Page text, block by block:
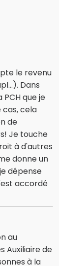
le revenu
Dans
que je
cas, cela
de
Je touche
à d'autres
donne un
dépense
accordé
au
Auxiliaire de
à la